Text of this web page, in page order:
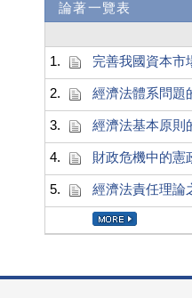
論著一覽表
1.
完善我國資本市
2. 經濟法體系問題
3. 經濟法基本原則
4. 財政危機中的憲
5. 經濟法責任理論